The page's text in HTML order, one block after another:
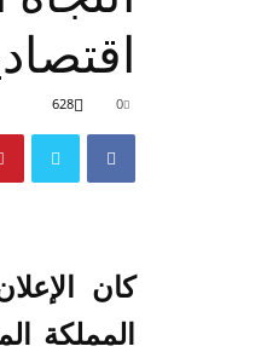
0
628
كان
المملكة